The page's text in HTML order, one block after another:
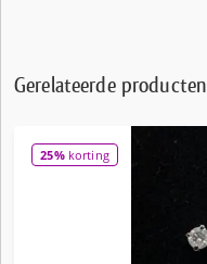
Gerelateerde producten
25%korting